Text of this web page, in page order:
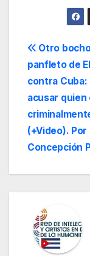
de
Otro
panfleto de
contra Cuba:
acusar quien
(+Video). Por
Concepción